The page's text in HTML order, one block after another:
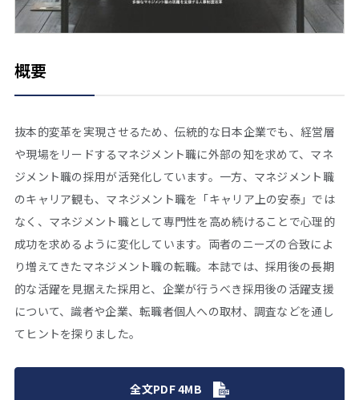
概要
抜本的変革を実現させるため、伝統的な日本企業でも、経営層
や現場をリードするマネジメント職に外部の知を求めて、マネ
ジメント職の採用が活発化しています。一方、マネジメント職
のキャリア観も、マネジメント職を「キャリア上の安泰」では
なく、マネジメント職として専門性を高め続けることで心理的
成功を求めるように変化しています。両者のニーズの合致によ
り増えてきたマネジメント職の転職。本誌では、採用後の長期
的な活躍を見据えた採用と、企業が行うべき採用後の活躍支援
について、識者や企業、転職者個人への取材、調査などを通し
てヒントを探りました。
全文PDF 4MB